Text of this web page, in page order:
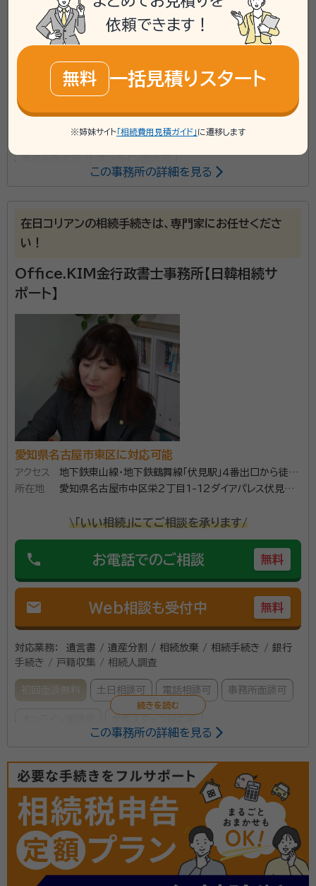
mail Web相談も受付中 無料
対応業務：
遺言書 / 遺産分割 / 相続財産調査 / 相続手続き /
銀行手続き / 戸籍収集 / 相続人調査
初回面談無料 土日相談可 電話相談可 訪問可
内田 伸彦（うちだ のぶひこ）
行政書士
書士資格取得後、大手司法書士・行政書士事務所で相続担当者として相続
事務所口コミ（抜粋）：
満足度 5.0
終始落ち着いた対応で、説明も丁寧で安心して依頼する事が出来ました。
信頼関係を築くのに時間がかかりませんでした。
契約後の感想
対応が丁寧なので言いにくい内容でも気軽に相談できました。電話が取
れない時もショートメールなどで迅速な対応をして頂きました。
大手司法書士・行政書士事務所で相続手続きを5年間経
験してきました。 相続人ご自身が高齢で手続きが難し
かったり、近隣にサポートのできるご親族がいない方が
多くいらっしゃいました。 また、平日の日中に時間がと
ました。 そんな方々に代わり、役所や金融機関の相続手
続きを致します。
行政書士
所属団体：
この事務所の詳細を見る
在日コリアンの相続手続きは、専門家にお任せくださ
い！
Office.KIM金行政書士事務所【日韓相続サ
ポート】
愛知県名古屋市東区に対応可能
アクセス
地下鉄東山線・地下鉄鶴舞線「伏見駅」４番出口から徒歩
1分
所在地
愛知県名古屋市中区栄２丁目1-12ダイアパレス伏見
\「いい相続」にてご相談を承ります/
phone お電話でのご相談 無料
mail Web相談も受付中 無料
対応業務：
遺言書 / 遺産分割 / 相続放棄 / 相続手続き / 銀行
手続き / 戸籍収集 / 相続人調査
初回面談無料 土日相談可 電話相談可 事務所面談可
平成20年開業以来、数多くの在日コリアンの相続手続
きをサポートしています。 複雑になりがちな国際相続手
続きをご相談者に寄り添いながら一つ一つ解決に向け
て最善を尽くします。 領事館の戸籍収集から日本語翻
訳、本籍地戸籍調査、遺言書作成、相続放棄に至るまで、
在日コリアンの相続手続きをワンストップでトータルサ
ポート致します。 自力では解決がむずかしいケースは、
資格等： 行政書士
所属団体：愛知県行政書士会
この事務所の詳細を見る
依頼できます！
無料 一括見積りスタート
※姉妹サイト 「相続費用見積ガイド」 に遷移します